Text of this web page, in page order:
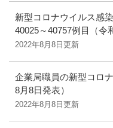
新型コロナウイルス感
40025～40757例目（令
2022年8月8日更新
企業局職員の新型コロ
8月8日発表）
2022年8月8日更新